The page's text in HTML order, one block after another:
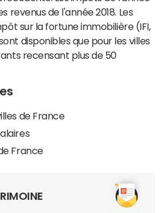
revenus de l'année 2018. Les
sur la fortune immobilière (IFI,
disponibles que pour les villes
recensant plus de 50
de France
France